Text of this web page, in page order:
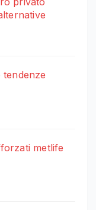
metlife